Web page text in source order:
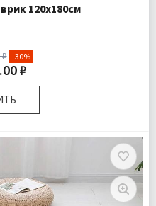
120х180см
-30%
₽
2050 гр/м
Коврик 1 шт
Искусcтвенный мех
Бесплатно